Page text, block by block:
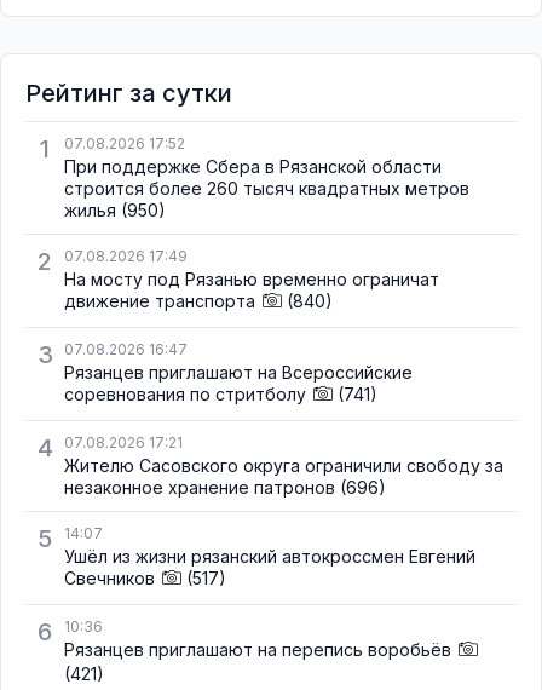
Рейтинг за сутки
1
07.08.2026 17:52
При поддержке Сбера в Рязанской области
строится более 260 тысяч квадратных метров
жилья (950)
2 07.08.2026 17:49
На мосту под Рязанью временно ограничат
движение транспорта
(840)
3 07.08.2026 16:47
Рязанцев приглашают на Всероссийские
соревнования по стритболу
(741)
4 07.08.2026 17:21
Жителю Сасовского округа ограничили свободу за
незаконное хранение патронов (696)
5 14:07
Ушёл из жизни рязанский автокроссмен Евгений
Свечников
(517)
6 10:36
Рязанцев приглашают на перепись воробьёв
(421)